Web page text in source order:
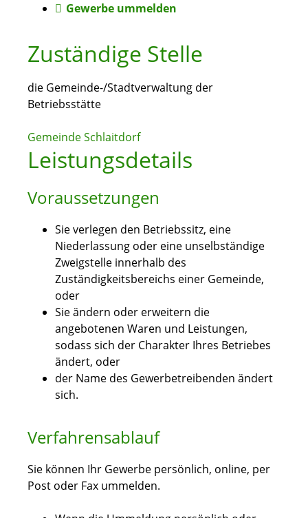
Gewerbe ummelden
Zuständige Stelle
die Gemeinde-/Stadtverwaltung der
Betriebsstätte
Gemeinde Schlaitdorf
Leistungsdetails
Voraussetzungen
Sie verlegen den Betriebssitz, eine
Niederlassung oder eine unselbständige
Zweigstelle innerhalb des
Zuständigkeitsbereichs einer Gemeinde,
oder
Sie ändern oder erweitern die
angebotenen Waren und Leistungen,
sodass sich der Charakter Ihres Betriebes
ändert, oder
der Name des Gewerbetreibenden ändert
sich.
Verfahrensablauf
Sie können Ihr Gewerbe persönlich, online, per
Post oder Fax ummelden.